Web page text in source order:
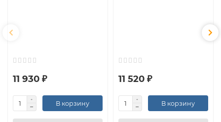
11 930 ₽
В корзину
11 520 ₽
В корзину